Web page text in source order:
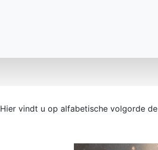
Hier vindt u op alfabetische volgorde